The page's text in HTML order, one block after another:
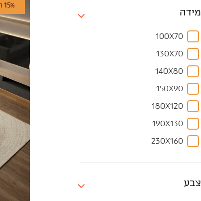
מידה
100X70
130X70
140X80
150X90
180X120
190X130
230X160
צבע
15% הנחה